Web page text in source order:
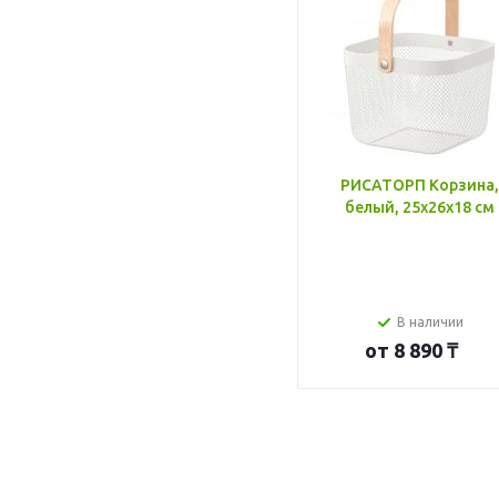
РИСАТОРП Корзина,
белый, 25x26x18 см
В наличии
от 8 890 ₸